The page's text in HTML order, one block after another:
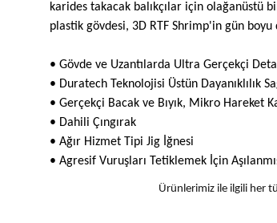
karides takacak balıkçılar için olağanüstü
plastik gövdesi, 3D RTF Shrimp'in gün boyu
• Gövde ve Uzantılarda Ultra Gerçekçi
• Duratech Teknolojisi Üstün Dayanıklılık
• Gerçekçi Bacak ve Bıyık, Mikro Hareket
• Dahili Çıngırak
• Ağır Hizmet Tipi Jig İğnesi
• Agresif Vuruşları Tetiklemek İçin
Ürünlerimiz ile ilgili her